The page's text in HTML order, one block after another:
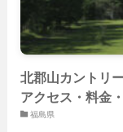
(26)
北郡山カントリ
アクセス・料金
福島県